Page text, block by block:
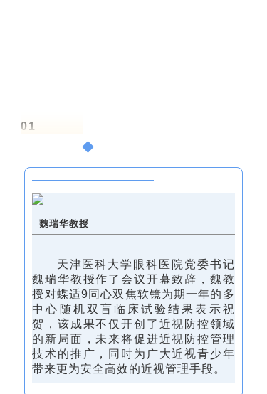
01
魏瑞华教授
天津医科大学眼科医院党委书记
魏瑞华教授作了会议开幕致辞，魏教
授对蝶适9同心双焦软镜为期一年的多
中心随机双盲临床试验结果表示祝
贺，该成果不仅开创了近视防控领域
的新局面，未来将促进近视防控管理
技术的推广，同时为广大近视青少年
带来更为安全高效的近视管理手段。